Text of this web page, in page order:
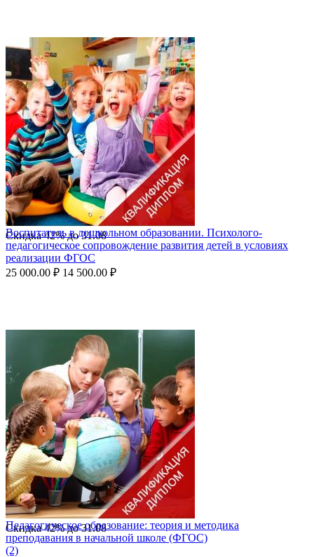
Скидка42%до31.08
Воспитатель в дошкольном образовании. Психолого-
педагогическое сопровождение развития детей в условиях
реализации ФГОС
25 000.00 ₽ 14 500.00 ₽
Скидка42%до31.08
Педагогическое образование: теория и методика
преподавания в начальной школе (ФГОС)
(2)